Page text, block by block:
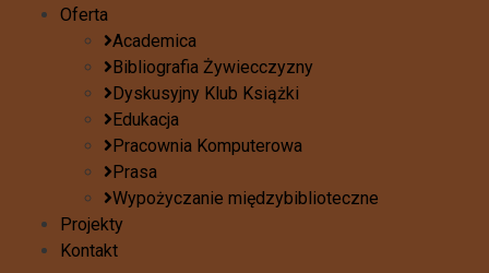
Oferta
Academica
Bibliografia Żywiecczyzny
Dyskusyjny Klub Książki
Edukacja
Pracownia Komputerowa
Prasa
Wypożyczanie międzybiblioteczne
Projekty
Kontakt